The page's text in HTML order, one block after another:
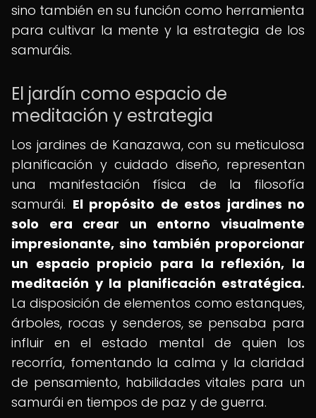
sino también en su función como herramienta
para cultivar la mente y la estrategia de los
samuráis.
El jardín como espacio de
meditación y estrategia
Los jardines de Kanazawa, con su meticulosa
planificación y cuidado diseño, representan
una manifestación física de la filosofía
samurái. El propósito de estos jardines no
solo era crear un entorno visualmente
impresionante, sino también proporcionar
un espacio propicio para la reflexión, la
meditación y la planificación estratégica.
La disposición de elementos como estanques,
árboles, rocas y senderos, se pensaba para
influir en el estado mental de quien los
recorría, fomentando la calma y la claridad
de pensamiento, habilidades vitales para un
samurái en tiempos de paz y de guerra.